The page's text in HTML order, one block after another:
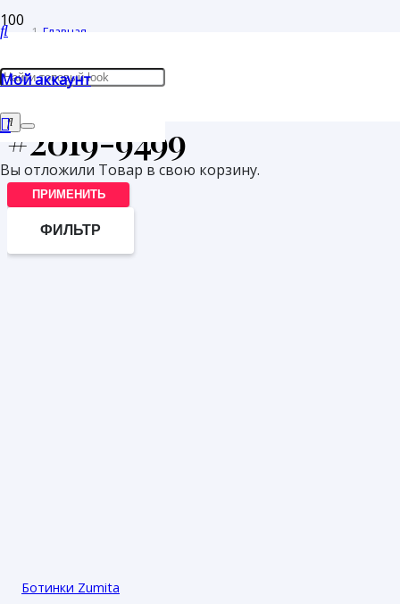
Мой аккаунт
Вы отложили Товар в свою корзину.
Главная
Товары с меткой “#2019-9499”
#2019-9499
ПРИМЕНИТЬ
ФИЛЬТР
Ботинки Zumita